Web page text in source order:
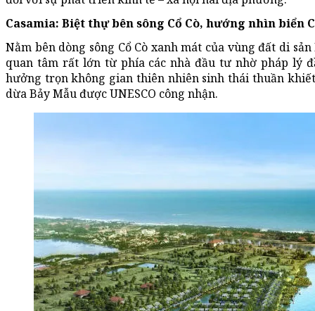
Casamia: Biệt thự bên sông Cổ Cò, hướng nhìn biển
Nằm bên dòng sông Cổ Cò xanh mát của vùng đất di
quan tâm rất lớn từ phía các nhà đầu tư nhờ pháp lý
hưởng trọn không gian thiên nhiên sinh thái thuần
dừa Bảy Mẫu được UNESCO công nhận.